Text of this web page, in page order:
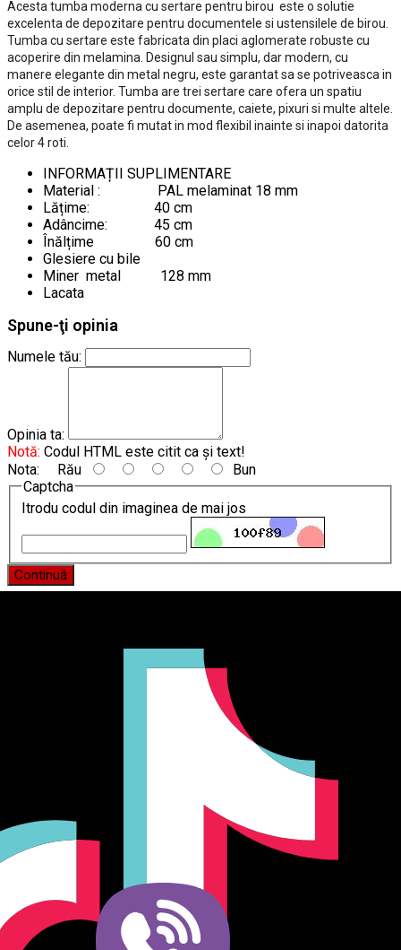
Acesta tumba moderna cu sertare pentru birou este o solutie
excelenta de depozitare pentru documentele si ustensilele de birou.
Tumba cu sertare este fabricata din placi aglomerate robuste cu
acoperire din melamina. Designul sau simplu, dar modern, cu
manere elegante din metal negru, este garantat sa se potriveasca in
orice stil de interior. Tumba are trei sertare care ofera un spatiu
amplu de depozitare pentru documente, caiete, pixuri si multe altele.
De asemenea, poate fi mutat in mod flexibil inainte si inapoi datorita
celor 4 roti.
INFORMAȚII SUPLIMENTARE
Material :
PAL melaminat 18 mm
Lățime: 40 cm
Adâncime: 45 cm
Înălțime 60 cm
Glesiere cu bile
Miner metal 128 mm
Lacata
Spune-ţi opinia
Numele tău:
Opinia ta:
Notă: Codul HTML este citit ca şi text!
Nota: Rău
Bun
Captcha
Itrodu codul din imaginea de mai jos
Continuă
Producător și importator de mobilier în Chișinău. Descoperă
dormitor și grădină. Calitate, funcționalitate și design
modern pentru orice spațiu.Îți punem la dispoziție soluții
complete de amenajare direct de la producător, cu garanție
extinsă și consultanță gratuită pentru proiectul tău